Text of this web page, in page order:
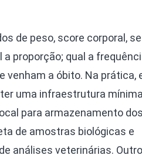
de peso, score corporal,
proporção; qual a
venham a óbito. Na prática,
uma infraestrutura
para armazenamento
de amostras biológicas e
análises veterinárias.